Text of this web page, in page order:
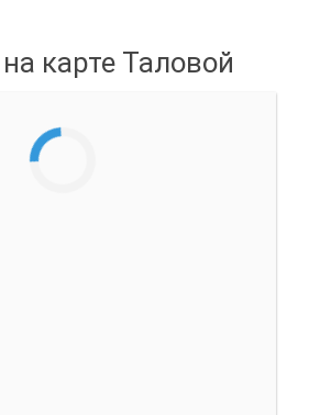
карте Таловой